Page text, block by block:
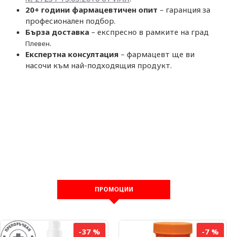
20+ години фармацевтичен опит – гаранция за
професионален подбор.
Бърза доставка – експресно в рамките на град
Плевен.
Експертна консултация – фармацевт ще ви
насочи към най-подходящия продукт.
ПРОМОЦИИ
-37 % -7 %